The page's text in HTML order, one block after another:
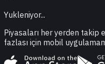
Yukleniyor...
Piyasaları her yerden takip
fazlası için mobil